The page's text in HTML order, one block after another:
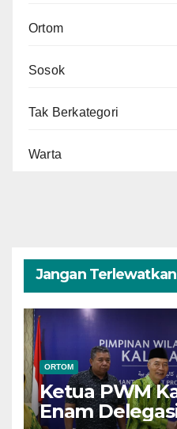
Ortom
Sosok
Tak Berkategori
Warta
Jangan Terlewatkan
ORTOM
Ketua PWM
Enam